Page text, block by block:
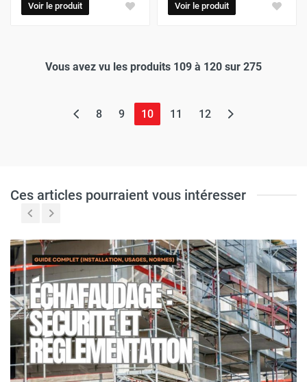
Voir le produit Voir le produit
Vous avez vu les produits 109 à 120 sur 275
8 9 10(page actuelle)
11 12
Ces articles pourraient vous intéresser